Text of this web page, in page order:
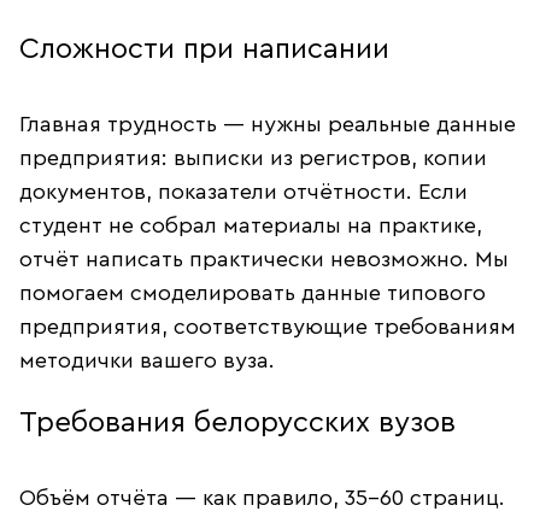
Сложности при написании
Главная трудность — нужны реальные данные
предприятия: выписки из регистров, копии
документов, показатели отчётности. Если
студент не собрал материалы на практике,
отчёт написать практически невозможно. Мы
помогаем смоделировать данные типового
предприятия, соответствующие требованиям
методички вашего вуза.
Требования белорусских вузов
Объём отчёта — как правило, 35–60 страниц.